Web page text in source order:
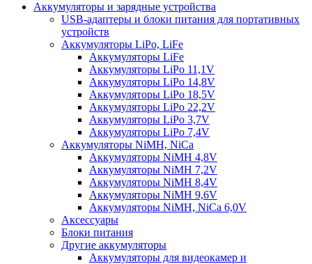
Аккумуляторы и зарядные устройства
USB-адаптеры и блоки питания для портативных
устройств
Аккумуляторы LiPo, LiFe
Аккумуляторы LiFe
Аккумуляторы LiPo 11,1V
Аккумуляторы LiPo 14,8V
Аккумуляторы LiPo 18,5V
Аккумуляторы LiPo 22,2V
Аккумуляторы LiPo 3,7V
Аккумуляторы LiPo 7,4V
Аккумуляторы NiMH, NiCa
Аккумуляторы NiMH 4,8V
Аккумуляторы NiMH 7,2V
Аккумуляторы NiMH 8,4V
Аккумуляторы NiMH 9,6V
Аккумуляторы NiMH, NiCa 6,0V
Аксессуары
Блоки питания
Другие аккумуляторы
Аккумуляторы для видеокамер и